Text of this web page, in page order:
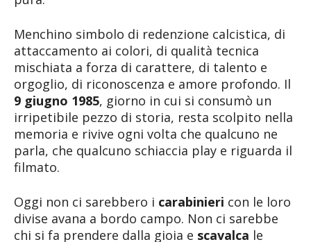
Menchino simbolo di redenzione calcistica, di
attaccamento ai colori, di qualità tecnica
mischiata a forza di carattere, di talento e
orgoglio, di riconoscenza e amore profondo. Il
9 giugno 1985, giorno in cui si consumò un
irripetibile pezzo di storia, resta scolpito nella
memoria e rivive ogni volta che qualcuno ne
parla, che qualcuno schiaccia play e riguarda il
filmato.
Oggi non ci sarebbero i carabinieri con le loro
divise avana a bordo campo. Non ci sarebbe
chi si fa prendere dalla gioia e scavalca le